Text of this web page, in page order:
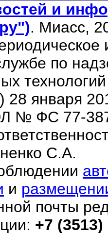
и
. Миасс,
по
28 января
№ ФС 77-
С.А.
и
почты
+7